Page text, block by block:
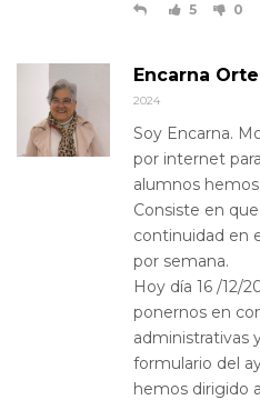
5 0
Encarna
2024
Soy Encarna.
por internet
alumnos
Consiste en
continuidad en
por semana.
Hoy día 16 /12/
ponernos en
administrativas
formulario del
hemos dirigido